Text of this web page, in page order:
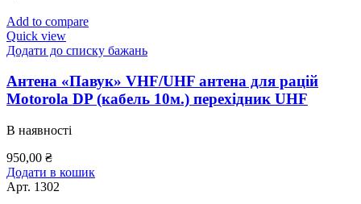
Add to compare
Quick view
Додати до списку бажань
Антена «Павук» VHF/UHF антена для рацій
Motorola DP (кабель 10м.) перехідник UHF
В наявності
950,00 ₴
Додати в кошик
Арт. 1302